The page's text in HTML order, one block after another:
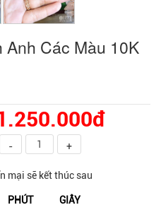
Các Màu 10K
- +
mại sẽ kết thúc sau
PHÚT GIÂY